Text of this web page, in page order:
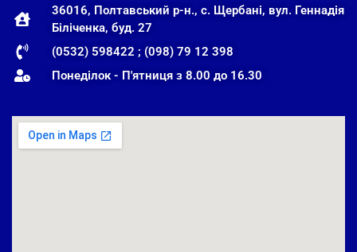
36016, Полтавський р-н., с. Щербані, вул. Геннадія
Біліченка, буд. 27
(0532) 598422 ; (098) 79 12 398
Понеділок - П'ятниця з 8.00 до 16.30